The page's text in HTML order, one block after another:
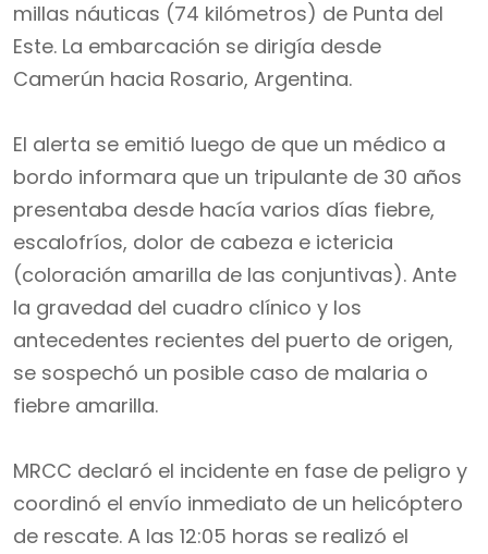
millas náuticas (74 kilómetros) de Punta del
Este. La embarcación se dirigía desde
Camerún hacia Rosario, Argentina.
El alerta se emitió luego de que un médico a
bordo informara que un tripulante de 30 años
presentaba desde hacía varios días fiebre,
escalofríos, dolor de cabeza e ictericia
(coloración amarilla de las conjuntivas). Ante
la gravedad del cuadro clínico y los
antecedentes recientes del puerto de origen,
se sospechó un posible caso de malaria o
fiebre amarilla.
MRCC declaró el incidente en fase de peligro y
coordinó el envío inmediato de un helicóptero
de rescate. A las 12:05 horas se realizó el